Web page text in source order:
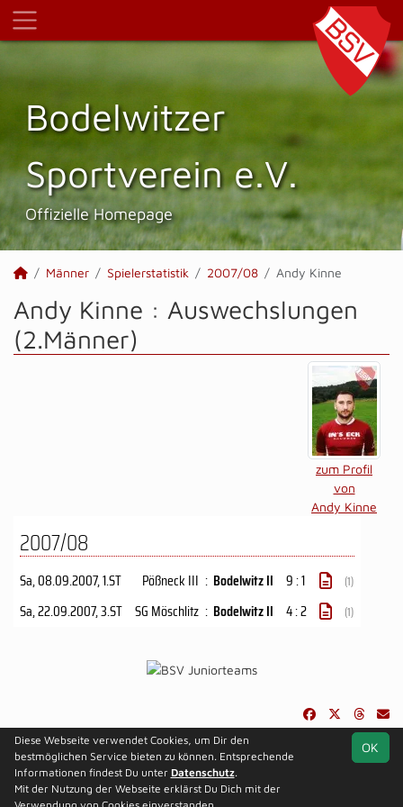
Bodelwitzer
Sportverein e.V.
Offizielle Homepage
Männer Spielerstatistik 2007/08 Andy Kinne
Andy Kinne : Auswechslungen
(2.Männer)
zum Profil
von
Andy Kinne
2007/08
Sa, 08.09.2007, 1.ST Pößneck III : Bodelwitz II 9 : 1 (1)
Sa, 22.09.2007, 3.ST SG Möschlitz : Bodelwitz II 4 : 2 (1)
soccero.de
© 2006 - 2026
Besucherstatistik Kontakt Impressum
OK
Diese Webseite verwendet Cookies, um Dir den
bestmöglichen Service bieten zu können. Entsprechende
Informationen findest Du unter Datenschutz.
Mit der Nutzung der Webseite erklärst Du Dich mit der